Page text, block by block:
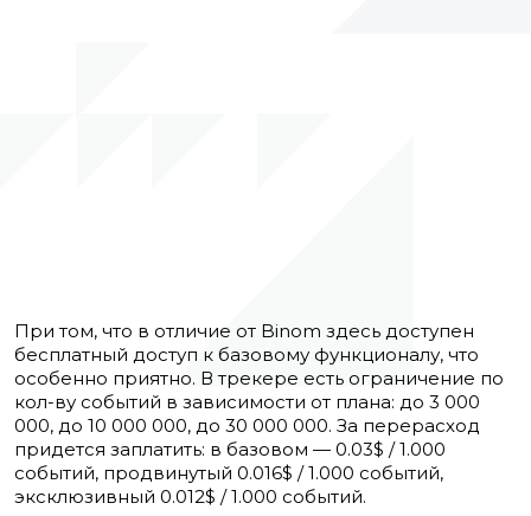
При том, что в отличие от Binom здесь доступен
бесплатный доступ к базовому функционалу, что
особенно приятно. В трекере есть ограничение по
кол-ву событий в зависимости от плана: до 3 000
000, до 10 000 000, до 30 000 000. За перерасход
придется заплатить: в базовом — 0.03$ / 1.000
событий, продвинутый 0.016$ / 1.000 событий,
эксклюзивный 0.012$ / 1.000 событий.